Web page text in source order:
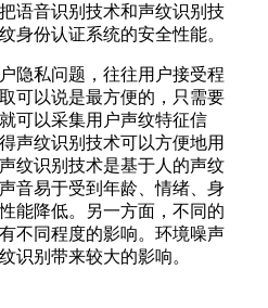
语音识别技术和声纹识别技
身份认证系统的安全性能。
私问题，往往用户接受程
可以说是最方便的，只需要
可以采集用户声纹特征信
声纹识别技术可以方便地用
纹识别技术是基于人的声纹
音易于受到年龄、情绪、身
能降低。另一方面，不同的
不同程度的影响。环境噪声
识别带来较大的影响。